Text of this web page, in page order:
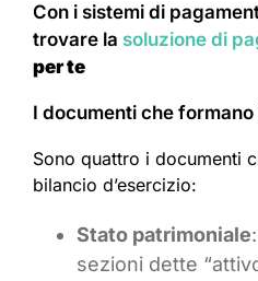
Con i sistemi di
trovare la soluzione di
per te
I documenti che
Sono quattro i documenti
bilancio d’esercizio:
Stato patrimoniale
sezioni dette